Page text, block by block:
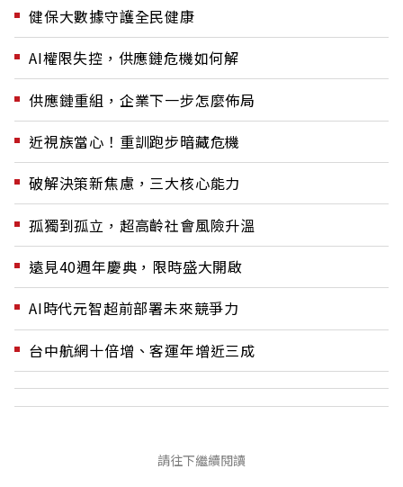
健保大數據守護全民健康
AI權限失控，供應鏈危機如何解
供應鏈重組，企業下一步怎麼佈局
近視族當心！重訓跑步暗藏危機
破解決策新焦慮，三大核心能力
孤獨到孤立，超高齡社會風險升溫
遠見40週年慶典，限時盛大開啟
AI時代元智超前部署未來競爭力
台中航網十倍增、客運年增近三成
請往下繼續閱讀